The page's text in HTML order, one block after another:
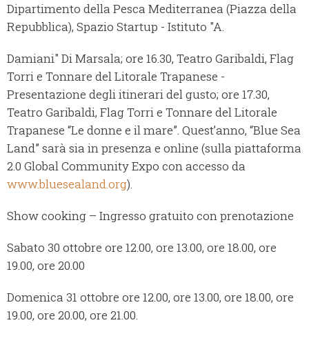
Dipartimento della Pesca Mediterranea (Piazza della
Repubblica), Spazio Startup - Istituto "A.
Damiani" Di Marsala; ore 16.30, Teatro Garibaldi, Flag
Torri e Tonnare del Litorale Trapanese -
Presentazione degli itinerari del gusto; ore 17.30,
Teatro Garibaldi, Flag Torri e Tonnare del Litorale
Trapanese “Le donne e il mare”. Quest’anno, “Blue Sea
Land” sarà sia in presenza e online (sulla piattaforma
2.0 Global Community Expo con accesso da
www.bluesealand.org).
Show cooking – Ingresso gratuito con prenotazione
Sabato 30 ottobre ore 12.00, ore 13.00, ore 18.00, ore
19.00, ore 20.00
Domenica 31 ottobre ore 12.00, ore 13.00, ore 18.00, ore
19.00, ore 20.00, ore 21.00.